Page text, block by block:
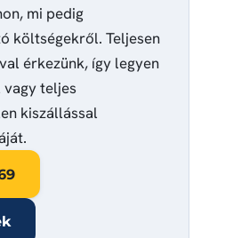
mi pedig
költségekről. Teljesen
érkezünk, így legyen
teljes
kiszállással